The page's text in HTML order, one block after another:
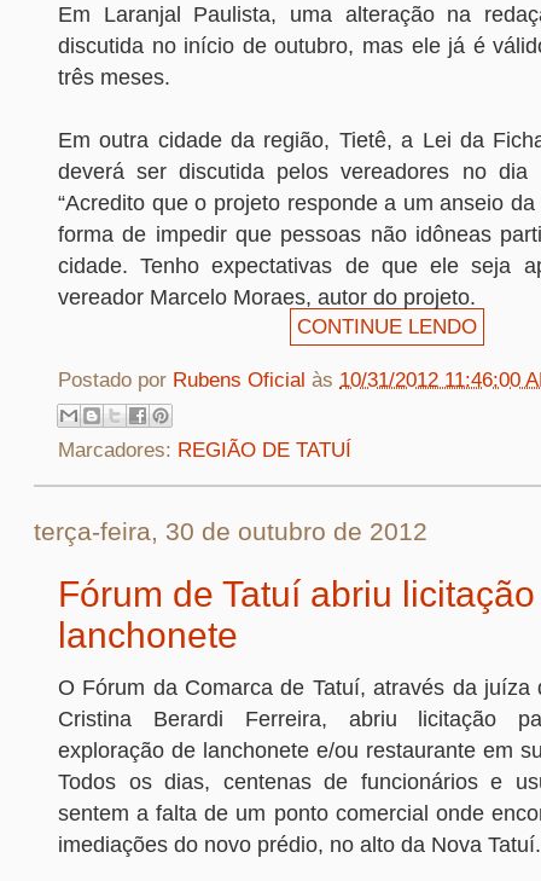
Em Laranjal Paulista, uma alteração na
discutida no início de outubro, mas ele já é
três meses.
Em outra cidade da região, Tietê, a Lei da
deverá ser discutida pelos vereadores no dia
“Acredito que o projeto responde a um anseio
forma de impedir que pessoas não idôneas
cidade. Tenho expectativas de que ele seja
vereador Marcelo Moraes, autor do projeto.
CONTINUE LENDO
Postado por Rubens Oficial às 10/31/2012 11:46:00
Marcadores: REGIÃO DE TATUÍ
terça-feira, 30 de outubro de 2012
Fórum de Tatuí abriu
lanchonete
O Fórum da Comarca de Tatuí, através da juíza
Cristina Berardi Ferreira, abriu licitação
exploração de lanchonete e/ou restaurante em
Todos os dias, centenas de funcionários e
sentem a falta de um ponto comercial onde
imediações do novo prédio, no alto da Nova